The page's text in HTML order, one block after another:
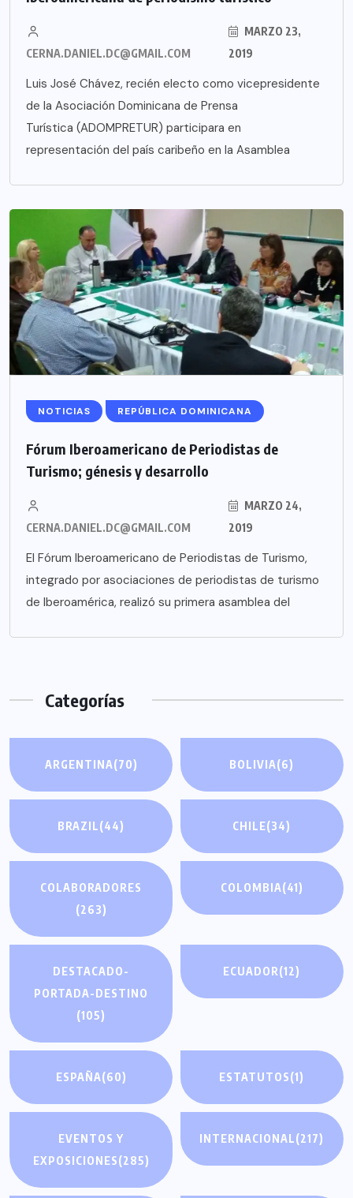
CERNA.DANIEL.DC@GMAIL.COM
MARZO 23,
2019
Luis José Chávez, recién electo como vicepresidente
de la Asociación Dominicana de Prensa
Turística (ADOMPRETUR) participara en
representación del país caribeño en la Asamblea
NOTICIAS REPÚBLICA DOMINICANA
Fórum Iberoamericano de Periodistas de
Turismo; génesis y desarrollo
CERNA.DANIEL.DC@GMAIL.COM
MARZO 24,
2019
El Fórum Iberoamericano de Periodistas de Turismo,
integrado por asociaciones de periodistas de turismo
de Iberoamérica, realizó su primera asamblea del
Categorías
ARGENTINA(70) BOLIVIA(6)
BRAZIL(44) CHILE(34)
COLABORADORES
(263)
COLOMBIA(41)
DESTACADO-
PORTADA-DESTINO
(105)
ECUADOR(12)
ESPAÑA(60) ESTATUTOS(1)
EVENTOS Y
EXPOSICIONES(285)
INTERNACIONAL(217)